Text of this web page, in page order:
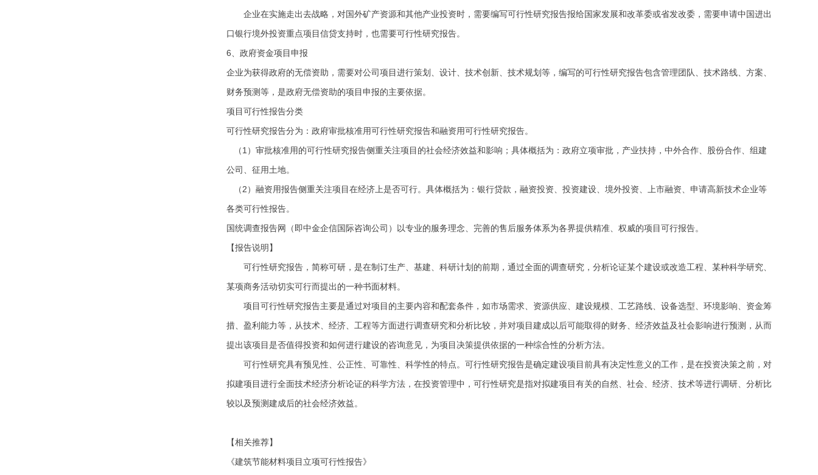
企业在实施走出去战略，对国外矿产资源和其他产业投资时，需要编写可行性研究报告报给国家发展和改革委或省发改委，需要申请中国进出
口银行境外投资重点项目信贷支持时，也需要可行性研究报告。
6、政府资金项目申报
企业为获得政府的无偿资助，需要对公司项目进行策划、设计、技术创新、技术规划等，编写的可行性研究报告包含管理团队、技术路线、方案、
财务预测等，是政府无偿资助的项目申报的主要依据。
项目可行性报告分类
可行性研究报告分为：政府审批核准用可行性研究报告和融资用可行性研究报告。
（1）审批核准用的可行性研究报告侧重关注项目的社会经济效益和影响；具体概括为：政府立项审批，产业扶持，中外合作、股份合作、组建
公司、征用土地。
（2）融资用报告侧重关注项目在经济上是否可行。具体概括为：银行贷款，融资投资、投资建设、境外投资、上市融资、申请高新技术企业等
各类可行性报告。
国统调查报告网（即中金企信国际咨询公司）以专业的服务理念、完善的售后服务体系为各界提供精准、权威的项目可行报告。
【报告说明】
可行性研究报告，简称可研，是在制订生产、基建、科研计划的前期，通过全面的调查研究，分析论证某个建设或改造工程、某种科学研究、
某项商务活动切实可行而提出的一种书面材料。
项目可行性研究报告主要是通过对项目的主要内容和配套条件，如市场需求、资源供应、建设规模、工艺路线、设备选型、环境影响、资金筹
措、盈利能力等，从技术、经济、工程等方面进行调查研究和分析比较，并对项目建成以后可能取得的财务、经济效益及社会影响进行预测，从而
提出该项目是否值得投资和如何进行建设的咨询意见，为项目决策提供依据的一种综合性的分析方法。
可行性研究具有预见性、公正性、可靠性、科学性的特点。可行性研究报告是确定建设项目前具有决定性意义的工作，是在投资决策之前，对
拟建项目进行全面技术经济分析论证的科学方法，在投资管理中，可行性研究是指对拟建项目有关的自然、社会、经济、技术等进行调研、分析比
较以及预测建成后的社会经济效益。
【相关推荐】
《建筑节能材料项目立项可行性报告》